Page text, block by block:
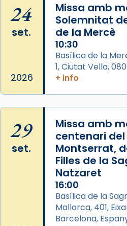
seu germà Joan i Pere
acompanyava més de
Segons el llibre dels
apòstol màrtir,
Herodes Agripa (vers
musulmanes fou
Regnes castellans i
Espanya.
El seu sepulcre a
centre de
el món cristià, després
«A Raïms de Sant
raïms de setembre te'n
24
set.
2026
Missa amb
Solemnitat
de la Mercè
10:30
Basílica de la
1, Ciutat Vella,
+ info
29
set.
Missa amb
centenari del
Montserrat,
Filles de la
Natzaret
16:00
Basílica de la
Mallorca, 401,
Barcelona,